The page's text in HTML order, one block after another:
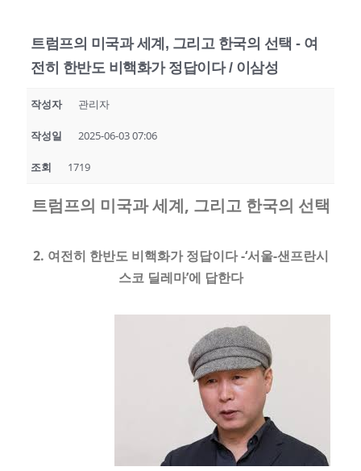
트럼프의 미국과 세계, 그리고 한국의 선택 - 여
전히 한반도 비핵화가 정답이다 / 이삼성
작성자 관리자
작성일 2025-06-03 07:06
조회 1719
트럼프의 미국과 세계, 그리고 한국의 선택
2. 여전히 한반도 비핵화가 정답이다 -‘서울-샌프란시
스코 딜레마’에 답한다